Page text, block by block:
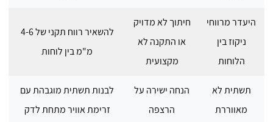
היעדר מרווחי
ניקוז בין
הלוחות
חיתוך לא מדויק
או התקנה לא
מקצועית
להשאיר רווח תקני של 4-6
מ"מ בין לוחות
תשתית לא
מאווררת
הנחה ישירה על
הרצפה
לבנות תשתית מוגבהת עם
זרימת אוויר מתחת לדק